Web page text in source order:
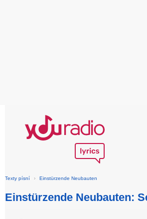
Texty písní › Einstürzende Neubauten
Einstürzende Neubauten: